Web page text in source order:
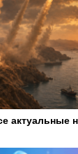
актуальные